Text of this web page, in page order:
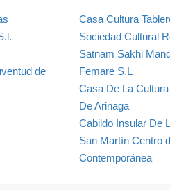
Casa Cultura
Sociedad Cultural
Satnam Sakhi
de
Femare S.L
Casa De La
De Arinaga
Cabildo Insular De
San Martín Centro
Contemporánea